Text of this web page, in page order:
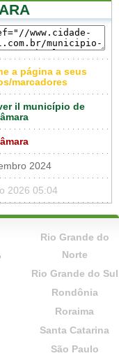
a página a seus
marcadores
il município de
2024
2026 05:04
Rio Grande do
Norte
Rio Grande do Sul
Rondônia
Roraima
Santa Catarina
São Paulo